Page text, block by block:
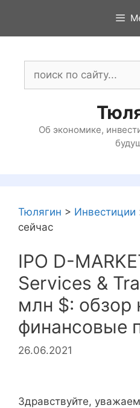
содержимому
Об экономике,
Тюлягин > Инвестиции
сейчас
IPO D-
Services &
млн $: обзор
финансовые
26.06.2021
Здравствуйте,